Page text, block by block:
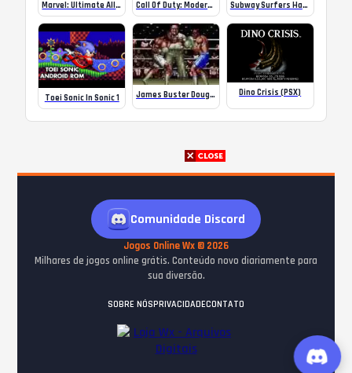
Marvel: Ultimate Alliance Call Of Duty: Modern Warfare – Mobilized – DS Subway Surfers Halloween Mexico
Toei Sonic In Sonic 1 James Buster Douglas Boxing Dino Crisis (PSX)
Comunidade Discord
Jogos Online Wx © 2026
Milhares de jogos online grátis. Conteúdo novo diariamente para
sua diversão.
SOBRE NÓSPRIVACIDADECONTATO